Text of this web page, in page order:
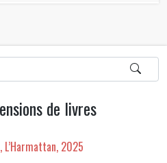
de livres
2025